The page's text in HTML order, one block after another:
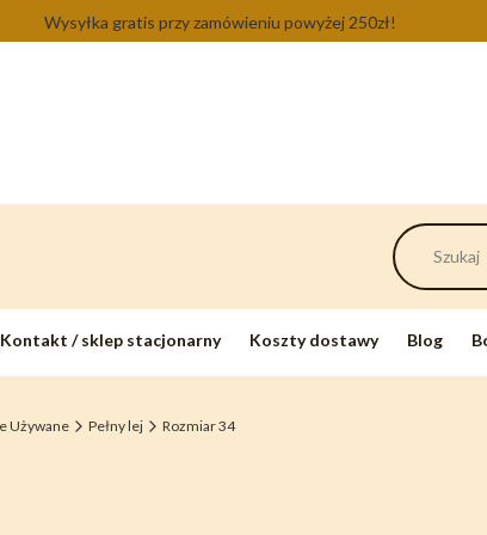
Wysyłka gratis przy zamówieniu powyżej 250zł!
Kontakt / sklep stacjonarny Koszty dostawy Blog
Używane Pełny lej Rozmiar 34